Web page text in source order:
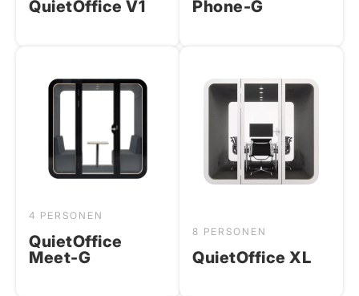
QuietOffice V1
Phone-G
4 PERSONEN
QuietOffice
Meet-G
8 PERSONEN
QuietOffice XL